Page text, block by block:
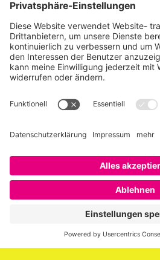
Über SAATKORN
SAATKORN ist der Blog von Gero
er über die Themen Employer